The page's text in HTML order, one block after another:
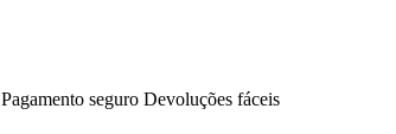
Pagamento seguro Devoluções fáceis